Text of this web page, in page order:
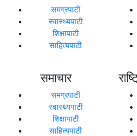
समग्रपाटी
स्वास्थ्यपाटी
शिक्षापाटी
साहित्यपाटी
समाचार
समग्रपाटी
स्वास्थ्यपाटी
शिक्षापाटी
साहित्यपाटी